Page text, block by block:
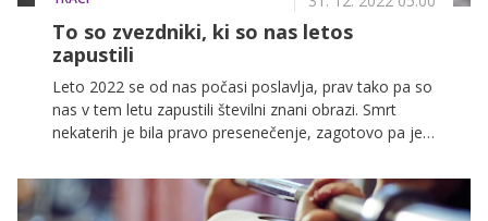
To so zvezdniki, ki so nas letos
zapustili
Leto 2022 se od nas počasi poslavlja, prav tako pa so
nas v tem letu zapustili številni znani obrazi. Smrt
nekaterih je bila pravo presenečenje, zagotovo pa je
II. v septembru.